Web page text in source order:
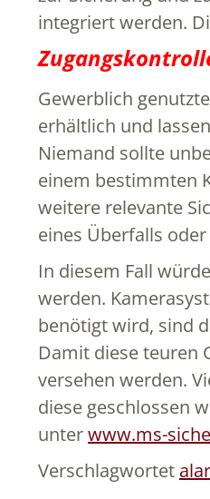
integriert werden.
Gewerblich
erhältlich und
Niemand sollte
einem bestimmten
weitere relevante
eines Überfalls
In diesem Fall
werden.
benötigt wird, sind
Damit diese teuren
versehen werden.
diese geschlossen
unterwww.ms-
Verschlagwortet